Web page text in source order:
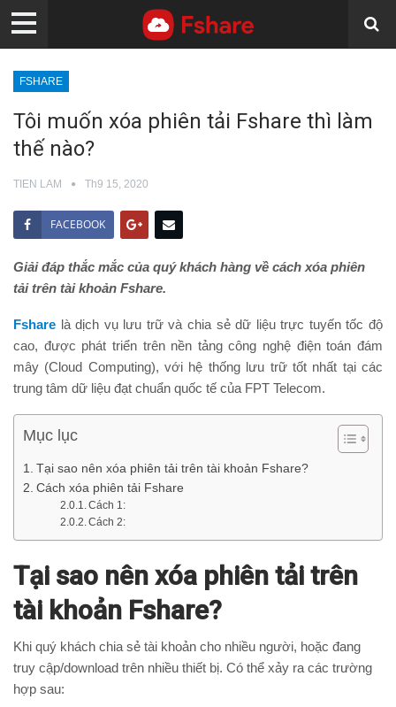
FSHARE
Tôi muốn xóa phiên tải Fshare thì làm
thế nào?
TIEN LAM Th9 15, 2020
FACEBOOK
Giải đáp thắc mắc của quý khách hàng về cách xóa phiên
tải trên tài khoản Fshare.
Fshare là dịch vụ lưu trữ và chia sẻ dữ liệu trực tuyến tốc độ
cao, được phát triển trên nền tảng công nghệ điện toán đám
mây (Cloud Computing), với hệ thống lưu trữ tốt nhất tại các
trung tâm dữ liệu đạt chuẩn quốc tế của FPT Telecom.
Mục lục
Tại sao nên xóa phiên tải trên tài khoản Fshare?
Cách xóa phiên tải Fshare
Cách 1:
Cách 2:
Tại sao nên xóa phiên tải trên
tài khoản Fshare?
Khi quý khách chia sẻ tài khoản cho nhiều người, hoặc đang
truy cập/download trên nhiều thiết bị. Có thể xảy ra các trường
hợp sau: